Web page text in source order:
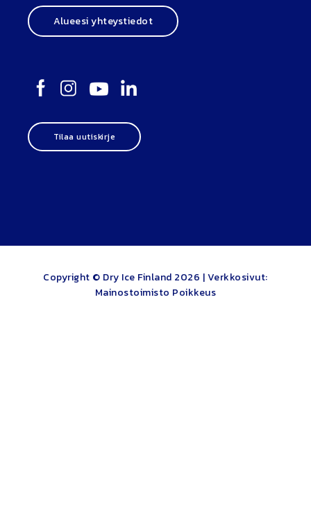
Alueesi yhteystiedot
Tilaa uutiskirje
Copyright © Dry Ice Finland 2026 |Verkkosivut:
Mainostoimisto Poikkeus